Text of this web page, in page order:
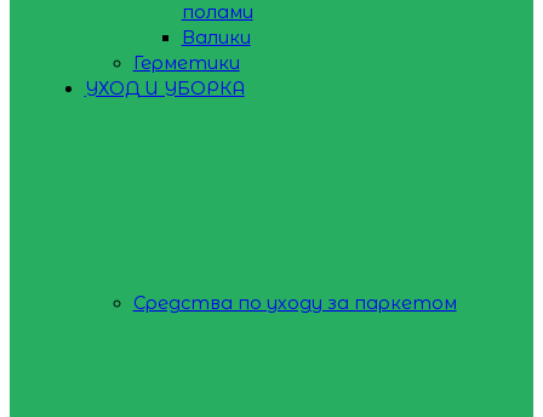
полами
Валики
Герметики
УХОД И УБОРКА
Средства по уходу за паркетом